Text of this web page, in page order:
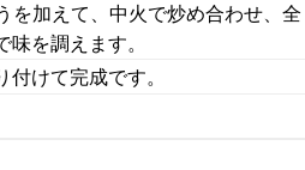
を加えて、中火で炒め合わせ、全
を調えます。
けて完成です。